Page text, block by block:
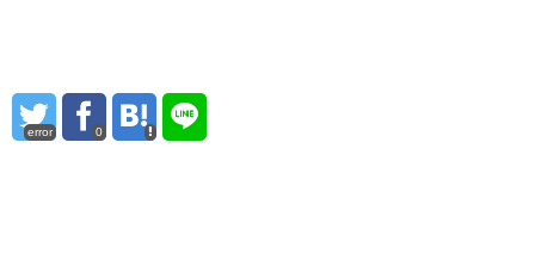
error 0